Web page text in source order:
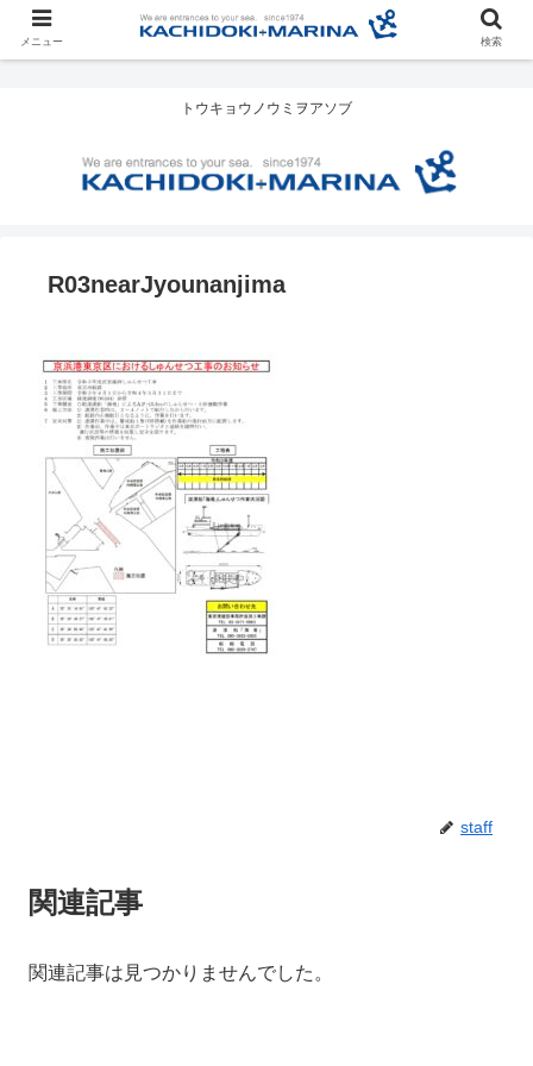
トウキョウノウミヲアソブ
R03nearJyounanjima
staff
関連記事
関連記事は見つかりませんでした。
メニュー 検索